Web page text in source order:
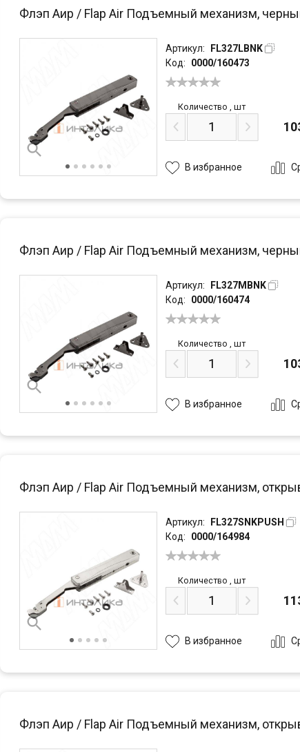
Флэп Аир / Flap Air Подъемный механизм,
Артикул:
FL327LBNK
Код:
0000/160473
Количество ,шт
В избранное
Флэп Аир / Flap Air Подъемный механизм,
Артикул:
FL327MBNK
Код:
0000/160474
Количество ,шт
В избранное
Флэп Аир / Flap Air Подъемный механизм,
Артикул:
FL327SNKPUSH
Код:
0000/164984
Количество ,шт
В избранное
Флэп Аир / Flap Air Подъемный механизм,